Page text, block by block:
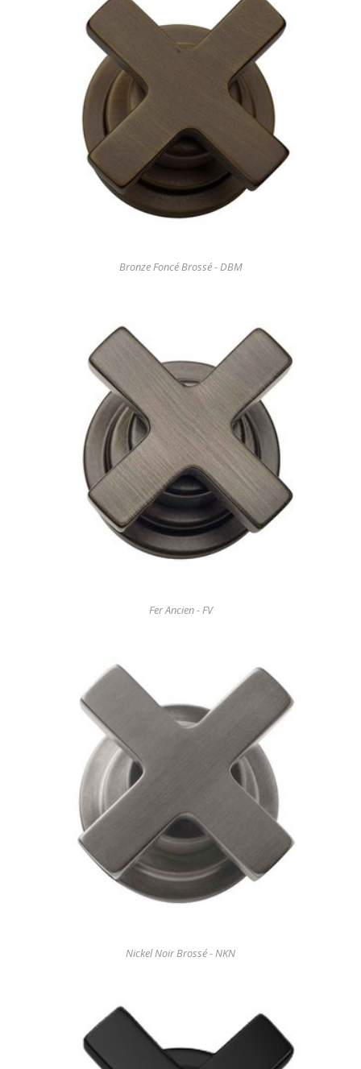
Bronze Foncé Brossé - DBM
Fer Ancien - FV
Nickel Noir Brossé - NKN